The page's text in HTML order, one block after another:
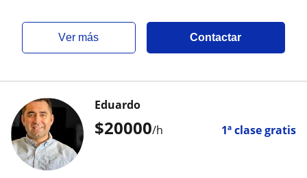
ver más Contactar
$20000/h 1ª clase gratis
Eduardo